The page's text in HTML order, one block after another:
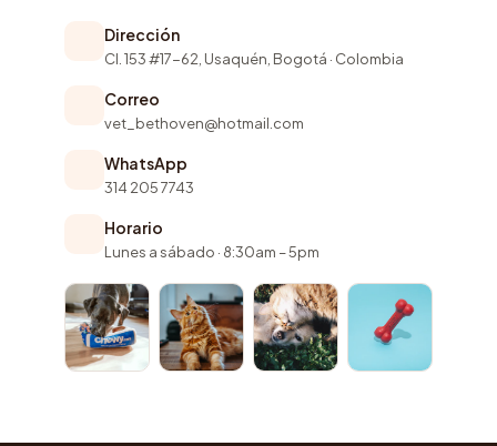
Dirección
Cl. 153 #17-62, Usaquén, Bogotá · Colombia
Correo
vet_bethoven@hotmail.com
WhatsApp
314 205 7743
Horario
Lunes a sábado · 8:30am – 5pm